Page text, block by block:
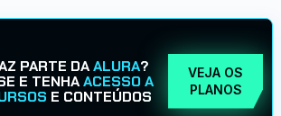
PARTE DAALURA?
E TENHAACESSO A
E CONTEÚDOS
VEJA OS
PLANOS